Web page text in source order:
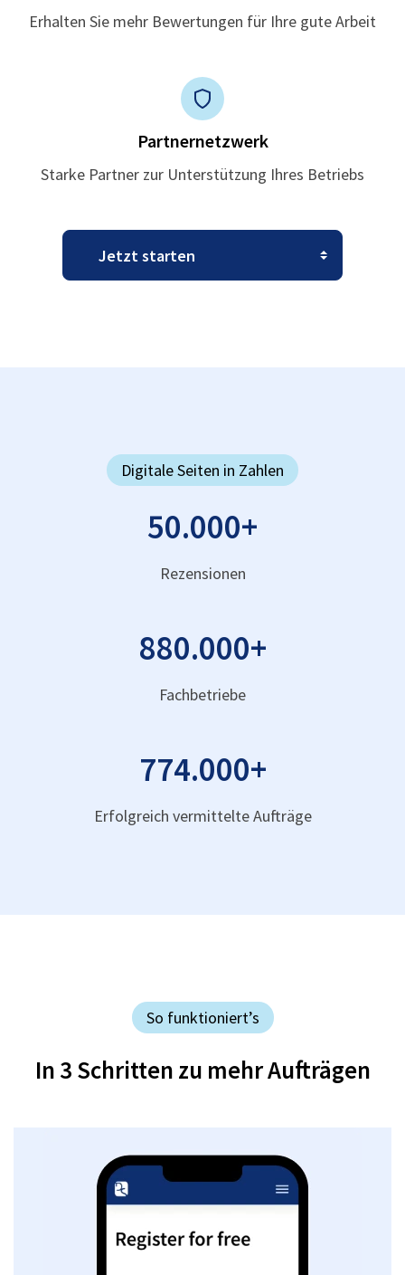
Erhalten Sie mehr Bewertungen für Ihre gute Arbeit
Partnernetzwerk
Starke Partner zur Unterstützung Ihres Betriebs
Digitale Seiten in Zahlen
50.000+
Rezensionen
880.000+
Fachbetriebe
774.000+
Erfolgreich vermittelte Aufträge
So funktioniert’s
In 3 Schritten zu mehr Aufträgen